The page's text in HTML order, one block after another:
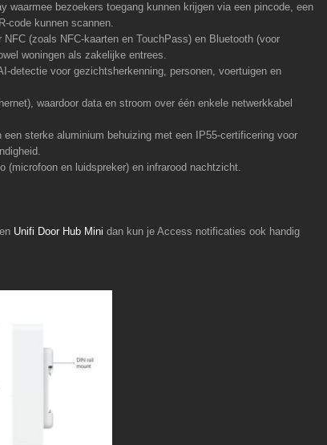
waarmee bezoekers toegang kunnen krijgen via een pincode, een
code kunnen scannen.
(zoals NFC-kaarten en TouchPass) en Bluetooth (voor
woningen als zakelijke entrees.
detectie voor gezichtsherkenning, personen, voertuigen en
waardoor data en stroom over één enkele netwerkkabel
sterke aluminium behuizing met een IP55-certificering voor
(microfoon en luidspreker) en infrarood nachtzicht.
Unifi Door Hub Mini dan kun je Access notificaties ook handig